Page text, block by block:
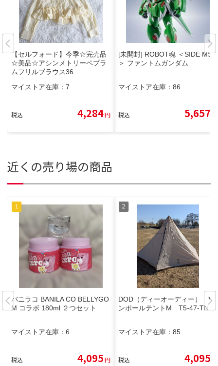
【セルフォード】今季☆完売品
☆美品☆アシンメトリーペプラ
ムフリルブラウス36
マイストア在庫： 7
税込 4,284円
[未開封] ROBOT魂 ＜SIDE MS
＞ ファントムガンダム
マイストア在庫： 86
税込 5,657
近くの売り場の商品
バニラコ BANILA CO BELLYGO
M コラボ 180ml ２つセット
マイストア在庫： 6
税込 4,095円
DOD（ディーオーディー） ワ
ンポールテントM T5-47-TN
マイストア在庫： 85
税込 4,095